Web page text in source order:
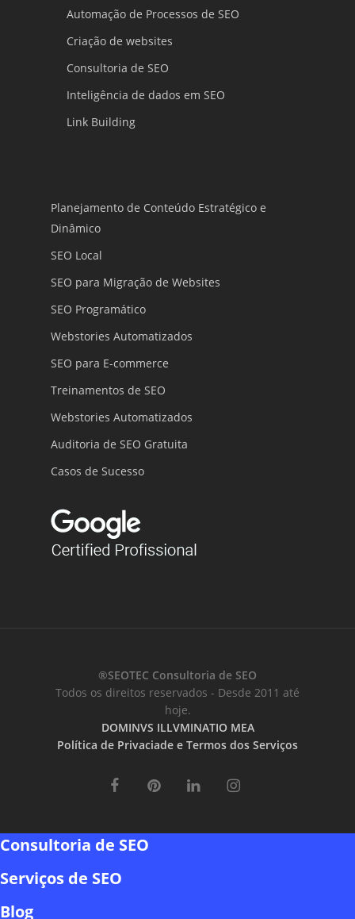
Automação de Processos de SEO
Criação de websites
Consultoria de SEO
Inteligência de dados em SEO
Link Building
Planejamento de Conteúdo Estratégico e
Dinâmico
SEO Local
SEO para Migração de Websites
SEO Programático
Webstories Automatizados
SEO para E-commerce
Treinamentos de SEO
Webstories Automatizados
Auditoria de SEO Gratuita
Casos de Sucesso
®SEOTEC Consultoria de SEO
Todos os direitos reservados - Desde 2011 até
hoje.
DOMINVS ILLVMINATIO MEA
Política de Privaciade e Termos dos Serviços
facebookpinterestlinkedininstagram
Consultoria de SEO
Serviços de SEO
APIs de SEO
Blog